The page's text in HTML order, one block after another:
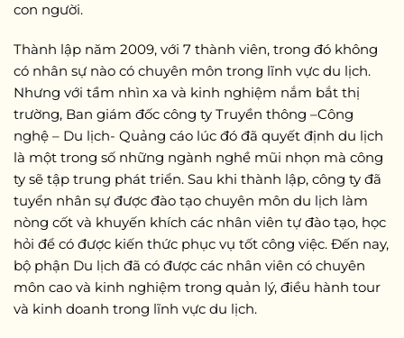
con người.
Thành lập năm 2009, với 7 thành viên, trong đó không
có nhân sự nào có chuyên môn trong lĩnh vực du lịch.
Nhưng với tầm nhìn xa và kinh nghiệm nắm bắt thị
trường, Ban giám đốc công ty Truyền thông –Công
nghệ – Du lịch- Quảng cáo lúc đó đã quyết định du lịch
là một trong số những ngành nghề mũi nhọn mà công
ty sẽ tập trung phát triển. Sau khi thành lập, công ty đã
tuyển nhân sự được đào tạo chuyên môn du lịch làm
nòng cốt và khuyến khích các nhân viên tự đào tạo, học
hỏi để có được kiến thức phục vụ tốt công việc. Đến nay,
bộ phận Du lịch đã có được các nhân viên có chuyên
môn cao và kinh nghiệm trong quản lý, điều hành tour
và kinh doanh trong lĩnh vực du lịch.